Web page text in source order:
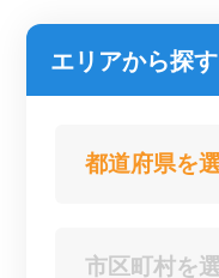
エリアから探す